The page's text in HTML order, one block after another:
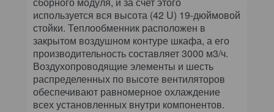
используется вся высота (42 U) 19-дюймовой
стойки. Теплообменник расположен в
закрытом воздушном контуре шкафа, а его
производительность составляет 3000 м3/ч.
Воздухопроводящие элементы и шесть
распределенных по высоте вентиляторов
обеспечивают равномерное охлаждение
всех установленных внутри компонентов.